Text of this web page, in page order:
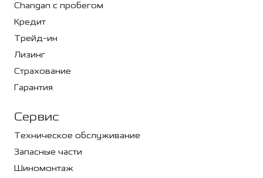
Changan с пробегом
Кредит
Трейд-ин
Лизинг
Страхование
Гарантия
Сервис
Техническое обслуживание
Запасные части
Шиномонтаж